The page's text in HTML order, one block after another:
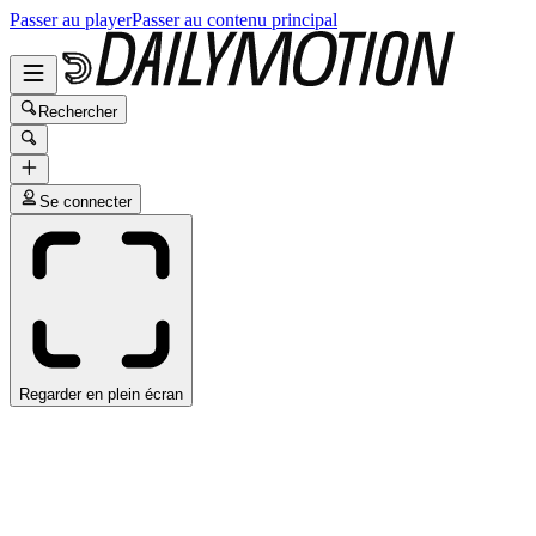
Passer au playerPasser au contenu principal
Rechercher
Se connecter
Regarder en plein écran